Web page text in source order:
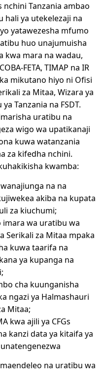
Tanzania ambao
hali ya utekelezaji na
yatawezesha mfumo
huo unajumuisha
kwa mara na wadau,
FETA, TIMAP na IR
mikutano hiyo ni Ofisi
za Mitaa, Wizara ya
Tanzania na FSDT.
uratibu na
wigo wa upatikanaji
kuwa watanzania
za kifedha nchini.
kwamba:
na na
akiba na kupata
za kiuchumi;
wa uratibu wa
Serikali za Mitaa mpaka
kuwa taarifa na
ya kupanga na
cha kuunganisha
ngazi ya Halmashauri
Mitaa;
kwa ajili ya CFGs
kanzi data ya kitaifa ya
na uratibu wa